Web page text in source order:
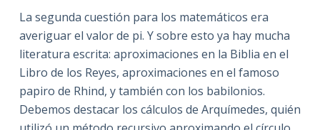
La segunda cuestión para los matemáticos era
averiguar el valor de pi. Y sobre esto ya hay mucha
literatura escrita: aproximaciones en la Biblia en el
Libro de los Reyes, aproximaciones en el famoso
papiro de Rhind, y también con los babilonios.
Debemos destacar los cálculos de Arquímedes, quién